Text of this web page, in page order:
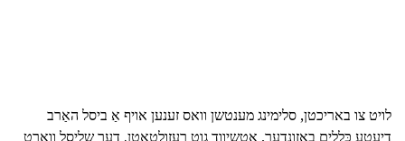
לויט צו באריכטן, סלימינג מענטשן וואס זענען אויף אַ ביסל האַרב
דיעטע כּללים באַזונדער, אַטשיווד גוט רעזולטאַטן. דער שליסל וואָרט